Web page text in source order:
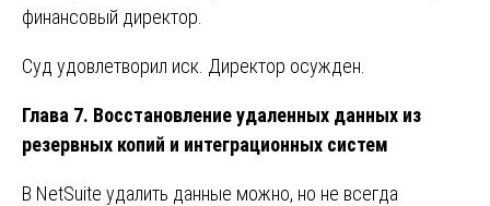
финансовый директор.
Суд удовлетворил иск. Директор осужден.
Глава 7. Восстановление удаленных данных из
резервных копий и интеграционных систем
В NetSuite удалить данные можно, но не всегда